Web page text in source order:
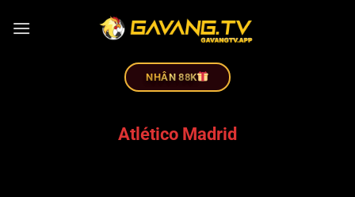
NHÂN 88K
Atlético Madrid